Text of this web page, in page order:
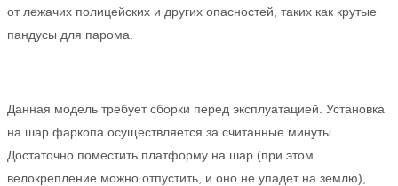
от лежачих полицейских и других опасностей, таких как крутые
пандусы для парома.
Данная модель требует сборки перед эксплуатацией. Установка
на шар фаркопа осуществляется за считанные минуты.
Достаточно поместить платформу на шар (при этом
велокрепление можно отпустить, и оно не упадет на землю),